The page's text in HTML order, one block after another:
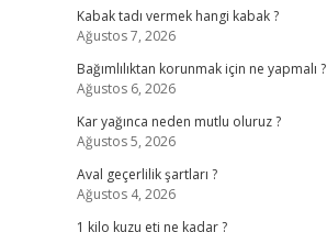
Kabak tadı vermek hangi kabak ?
Ağustos 7, 2026
Bağımlılıktan korunmak için ne yapmalı ?
Ağustos 6, 2026
Kar yağınca neden mutlu oluruz ?
Ağustos 5, 2026
Aval geçerlilik şartları ?
Ağustos 4, 2026
1 kilo kuzu eti ne kadar ?